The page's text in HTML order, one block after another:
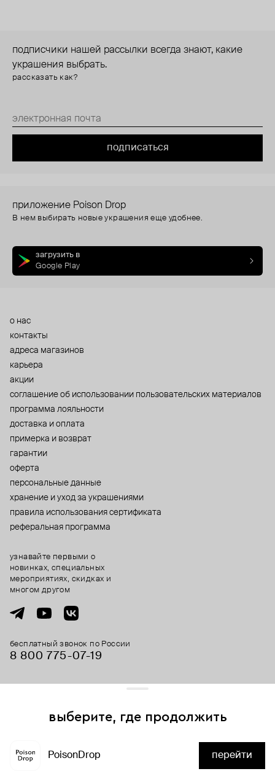
подписчики нашей рассылки всегда знают, какие
украшения выбрать.
рассказать как?
подписаться
приложение Poison Drop
В нем выбирать новые украшения еще удобнее.
загрузить в
Google Play
о нас
контакты
адреса магазинов
карьера
акции
cоглашение об использовании пользовательских материалов
программа лояльности
доставка и оплата
примерка и возврат
гарантии
оферта
персональные данные
хранение и уход за украшениями
правила использования сертификата
реферальная программа
бесплатный звонок по России
8 800 775⁠-07⁠-19
узнавайте первыми о
новинках, специальных
мероприятиях, скидках и
многом другом
выберите, где продолжить
PoisonDrop перейти
и сервисы аналитики. Продолжая его использование,
вы соглашаетесь с нашим